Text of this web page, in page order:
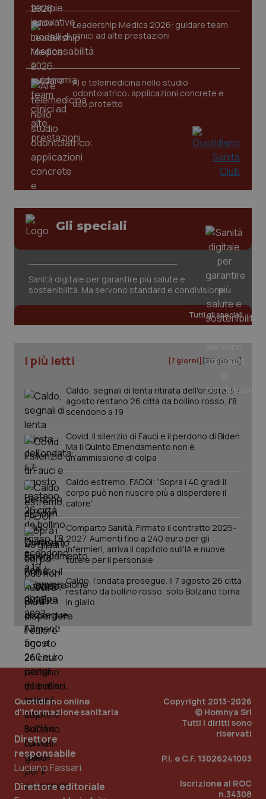
Leadership Medica 2026: guidare team
clinici ad alte prestazioni
AI e telemedicina nello studio
odontoiatrico: applicazioni concrete e
uso protetto
Gli speciali
Sanità digitale per garantire più salute e
sostenibilità. Ma servono standard e condivisione
Tutti gli speciali
I più letti [7 giorni] [30 giorni]
Caldo, segnali di lenta ritirata dell'ondata: il 7
agosto restano 26 città da bollino rosso, l'8
scendono a 19
Covid. Il silenzio di Fauci e il perdono di Biden.
Ma il Quinto Emendamento non è
un’ammissione di colpa
Caldo estremo, FADOI: “Sopra i 40 gradi il
corpo può non riuscire più a disperdere il
calore”
Comparto Sanità. Firmato il contratto 2025-
2027. Aumenti fino a 240 euro per gli
infermieri, arriva il capitolo sull'IA e nuove
tutele per il personale
Caldo, l’ondata prosegue. Il 7 agosto 26 città
restano da bollino rosso, solo Bolzano torna
in giallo
Quotidiano online
d'informazione sanitaria
Direttore
responsabile
Luciano Fassari
Direttore editoriale
Copyright 2013-2026
© Homnya Srl
Tutti i diritti sono
riservati
P.I. e C.F. 13026241003
Iscrizione al ROC
n.34308
CookieScriptConsent
tracking-sites-ironfish-
www.quotidianosanita.it
tracking-sites-ironfish-
session-id
www.quotidianosanita.it
_ga
PHPSESSID
PHP.net